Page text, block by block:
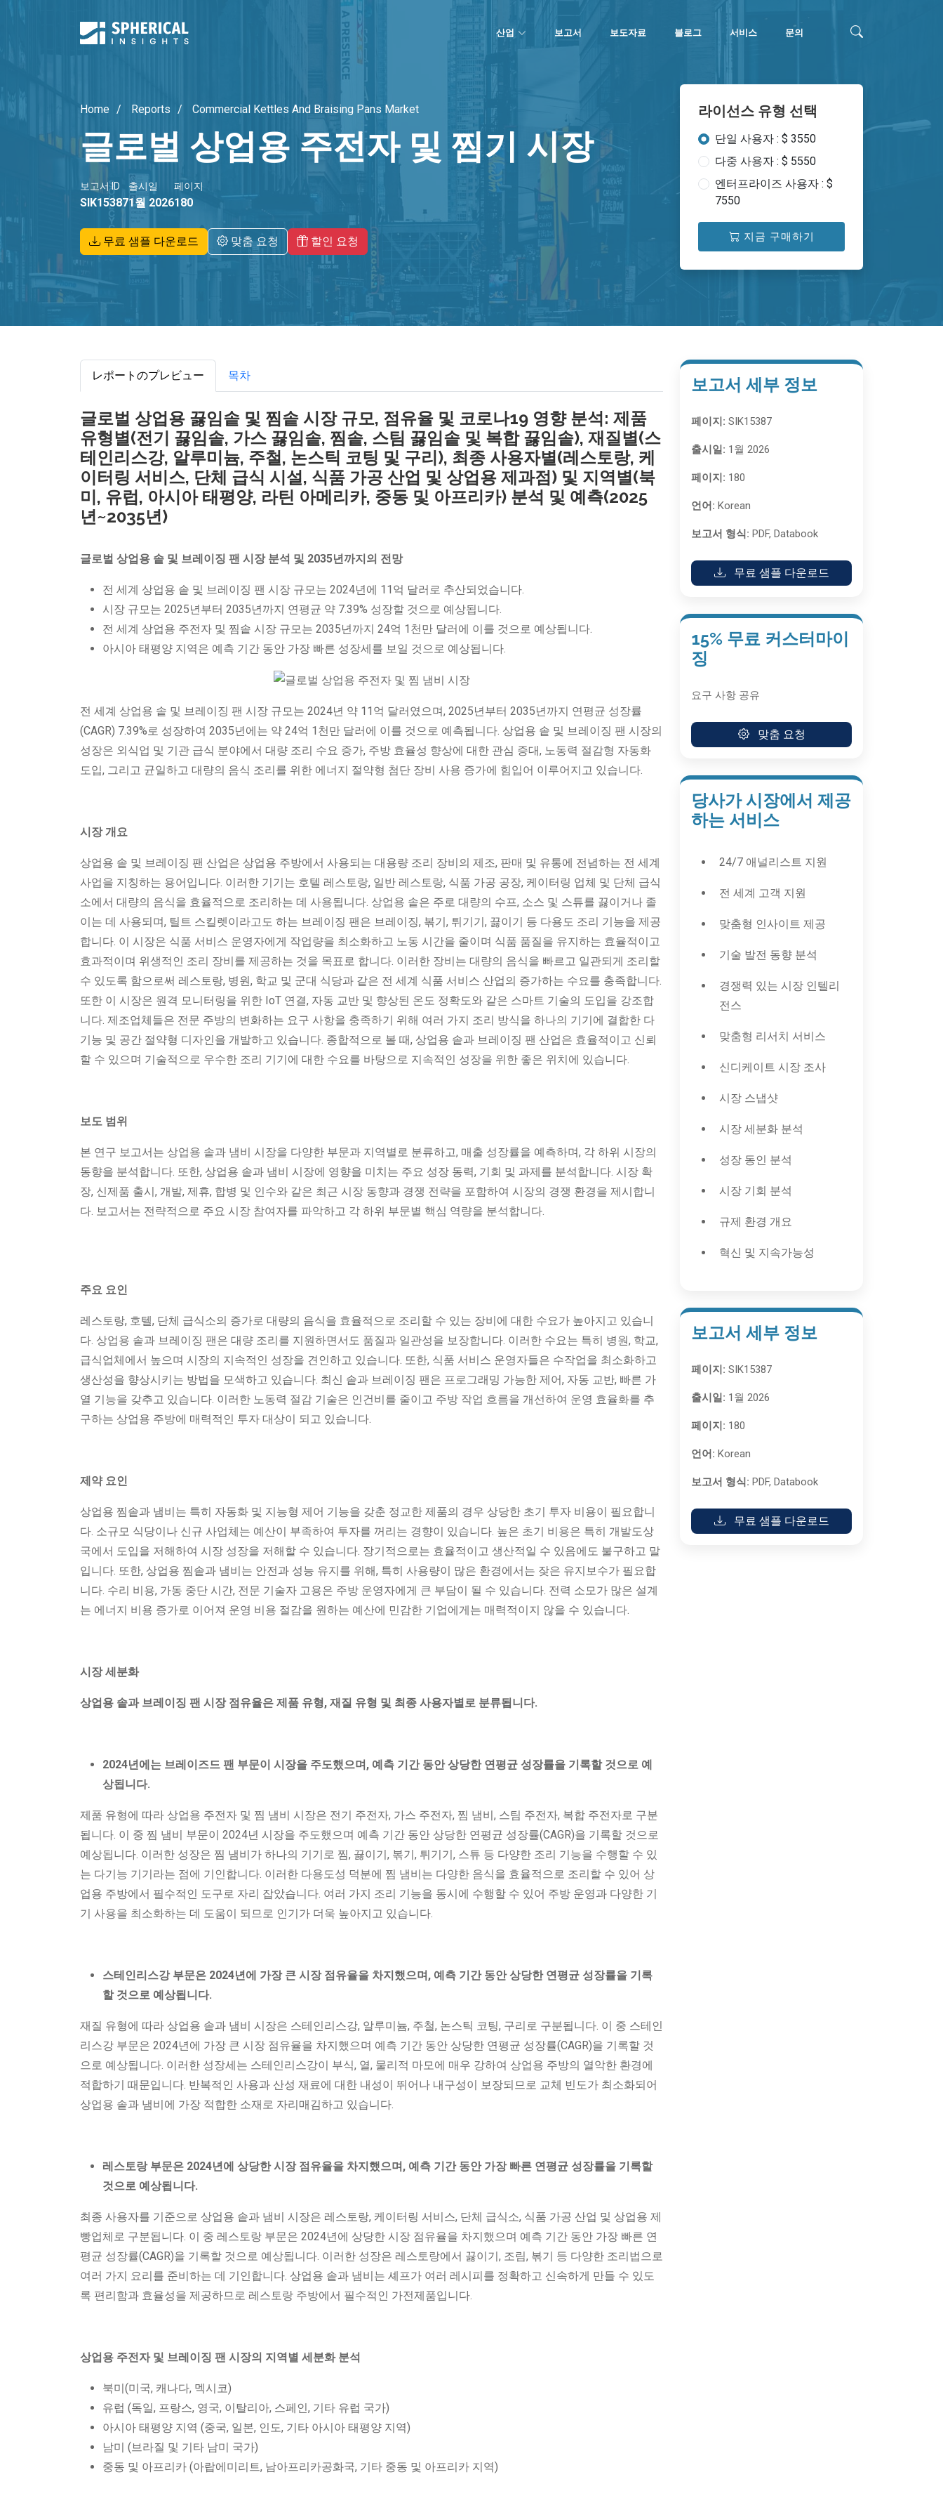
산업 보고서 보도자료 블로그 서비스 문의
Home Reports Commercial Kettles And Braising Pans Market
글로벌 상업용 주전자 및 찜기 시장
보고서 ID
SIK15387
출시일
1월 2026
페이지
180
무료 샘플 다운로드 맞춤 요청 할인 요청
라이선스 유형 선택
단일 사용자 : $ 3550
다중 사용자 : $ 5550
엔터프라이즈 사용자 : $
7550
지금 구매하기
レポートのプレビュー 목차
글로벌 상업용 끓임솥 및 찜솥 시장 규모, 점유율 및 코로나19 영향 분석: 제품
유형별(전기 끓임솥, 가스 끓임솥, 찜솥, 스팀 끓임솥 및 복합 끓임솥), 재질별(스
테인리스강, 알루미늄, 주철, 논스틱 ​​코팅 및 구리), 최종 사용자별(레스토랑, 케
이터링 서비스, 단체 급식 시설, 식품 가공 산업 및 상업용 제과점) 및 지역별(북
미, 유럽, 아시아 태평양, 라틴 아메리카, 중동 및 아프리카) 분석 및 예측(2025
년~2035년)
글로벌 상업용 솥 및 브레이징 팬 시장 분석 및 2035년까지의 전망
전 세계 상업용 솥 및 브레이징 팬 시장 규모는 2024년에 11억 달러로 추산되었습니다.
시장 규모는 2025년부터 2035년까지 연평균 약 7.39% 성장할 것으로 예상됩니다.
전 세계 상업용 주전자 및 찜솥 시장 규모는 2035년까지 24억 1천만 달러에 이를 것으로 예상됩니다.
아시아 태평양 지역은 예측 기간 동안 가장 빠른 성장세를 보일 것으로 예상됩니다.
전 세계 상업용 솥 및 브레이징 팬 시장 규모는 2024년 약 11억 달러였으며, 2025년부터 2035년까지 연평균 성장률
(CAGR) 7.39%로 성장하여 2035년에는 약 24억 1천만 달러에 이를 것으로 예측됩니다. 상업용 솥 및 브레이징 팬 시장의
성장은 외식업 및 기관 급식 분야에서 대량 조리 수요 증가, 주방 효율성 향상에 대한 관심 증대, 노동력 절감형 자동화
도입, 그리고 균일하고 대량의 음식 조리를 위한 에너지 절약형 첨단 장비 사용 증가에 힘입어 이루어지고 있습니다.
시장 개요
상업용 솥 및 브레이징 팬 산업은 상업용 주방에서 사용되는 대용량 조리 장비의 제조, 판매 및 유통에 전념하는 전 세계
사업을 지칭하는 용어입니다. 이러한 기기는 호텔 레스토랑, 일반 레스토랑, 식품 가공 공장, 케이터링 업체 및 단체 급식
소에서 대량의 음식을 효율적으로 조리하는 데 사용됩니다. 상업용 솥은 주로 대량의 수프, 소스 및 스튜를 끓이거나 졸
이는 데 사용되며, 틸트 스킬렛이라고도 하는 브레이징 팬은 브레이징, 볶기, 튀기기, 끓이기 등 다용도 조리 기능을 제공
합니다. 이 시장은 식품 서비스 운영자에게 작업량을 최소화하고 노동 시간을 줄이며 식품 품질을 유지하는 효율적이고
효과적이며 위생적인 ​​조리 장비를 제공하는 것을 목표로 합니다. 이러한 장비는 대량의 음식을 빠르고 일관되게 조리할
수 있도록 함으로써 레스토랑, 병원, 학교 및 군대 식당과 같은 전 세계 식품 서비스 산업의 증가하는 수요를 충족합니다.
또한 이 시장은 원격 모니터링을 위한 IoT 연결, 자동 교반 및 향상된 온도 정확도와 같은 스마트 기술의 도입을 강조합
니다. 제조업체들은 전문 주방의 변화하는 요구 사항을 충족하기 위해 여러 가지 조리 방식을 하나의 기기에 결합한 다
기능 및 공간 절약형 디자인을 개발하고 있습니다. 종합적으로 볼 때, 상업용 솥과 브레이징 팬 산업은 효율적이고 신뢰
할 수 있으며 기술적으로 우수한 조리 기기에 대한 수요를 바탕으로 지속적인 성장을 위한 좋은 위치에 있습니다.
보도 범위
본 연구 보고서는 상업용 솥과 냄비 시장을 다양한 부문과 지역별로 분류하고, 매출 성장률을 예측하며, 각 하위 시장의
동향을 분석합니다. 또한, 상업용 솥과 냄비 시장에 영향을 미치는 주요 성장 동력, 기회 및 과제를 분석합니다. 시장 확
장, 신제품 출시, 개발, 제휴, 합병 및 인수와 같은 최근 시장 동향과 경쟁 전략을 포함하여 시장의 경쟁 환경을 제시합니
다. 보고서는 전략적으로 주요 시장 참여자를 파악하고 각 하위 부문별 핵심 역량을 분석합니다.
주요 요인
레스토랑, 호텔, 단체 급식소의 증가로 대량의 음식을 효율적으로 조리할 수 있는 장비에 대한 수요가 높아지고 있습니
다. 상업용 솥과 브레이징 팬은 대량 조리를 지원하면서도 품질과 일관성을 보장합니다. 이러한 수요는 특히 병원, 학교,
급식업체에서 높으며 시장의 지속적인 성장을 견인하고 있습니다. 또한, 식품 서비스 운영자들은 수작업을 최소화하고
생산성을 향상시키는 방법을 모색하고 있습니다. 최신 솥과 브레이징 팬은 프로그래밍 가능한 제어, 자동 교반, 빠른 가
열 기능을 갖추고 있습니다. 이러한 노동력 절감 기술은 인건비를 줄이고 주방 작업 흐름을 개선하여 운영 효율화를 추
구하는 상업용 주방에 매력적인 투자 대상이 되고 있습니다.
제약 요인
상업용 찜솥과 냄비는 특히 자동화 및 지능형 제어 기능을 갖춘 정교한 제품의 경우 상당한 초기 투자 비용이 필요합니
다. 소규모 식당이나 신규 사업체는 예산이 부족하여 투자를 꺼리는 경향이 있습니다. 높은 초기 비용은 특히 개발도상
국에서 도입을 저해하여 시장 성장을 저해할 수 있습니다. 장기적으로는 효율적이고 생산적일 수 있음에도 불구하고 말
입니다. 또한, 상업용 찜솥과 냄비는 안전과 성능 유지를 위해, 특히 사용량이 많은 환경에서는 잦은 유지보수가 필요합
니다. 수리 비용, 가동 중단 시간, 전문 기술자 고용은 주방 운영자에게 큰 부담이 될 수 있습니다. 전력 소모가 많은 설계
는 에너지 비용 증가로 이어져 운영 비용 절감을 원하는 예산에 민감한 기업에게는 매력적이지 않을 수 있습니다.
시장 세분화
상업용 솥과 브레이징 팬 시장 점유율은 제품 유형, 재질 유형 및 최종 사용자별로 분류됩니다.
2024년에는 브레이즈드 팬 부문이 시장을 주도했으며, 예측 기간 동안 상당한 연평균 성장률을 기록할 것으로 예
상됩니다.
제품 유형에 따라 상업용 주전자 및 찜 냄비 시장은 전기 주전자, 가스 주전자, 찜 냄비, 스팀 주전자, 복합 주전자로 구분
됩니다. 이 중 찜 냄비 부문이 2024년 시장을 주도했으며 예측 기간 동안 상당한 연평균 성장률(CAGR)을 기록할 것으로
예상됩니다. 이러한 성장은 찜 냄비가 하나의 기기로 찜, 끓이기, 볶기, 튀기기, 스튜 등 다양한 조리 기능을 수행할 수 있
는 다기능 기기라는 점에 기인합니다. 이러한 다용도성 덕분에 찜 냄비는 다양한 음식을 효율적으로 조리할 수 있어 상
업용 주방에서 필수적인 도구로 자리 잡았습니다. 여러 가지 조리 기능을 동시에 수행할 수 있어 주방 운영과 다양한 기
기 사용을 최소화하는 데 도움이 되므로 인기가 더욱 높아지고 있습니다.
스테인리스강 부문은 2024년에 가장 큰 시장 점유율을 차지했으며, 예측 기간 동안 상당한 연평균 성장률을 기록
할 것으로 예상됩니다.
재질 유형에 따라 상업용 솥과 냄비 시장은 스테인리스강, 알루미늄, 주철, 논스틱 ​​코팅, 구리로 구분됩니다. 이 중 스테인
리스강 부문은 2024년에 가장 큰 시장 점유율을 차지했으며 예측 기간 동안 상당한 연평균 성장률(CAGR)을 기록할 것
으로 예상됩니다. 이러한 성장세는 스테인리스강이 부식, 열, 물리적 마모에 매우 강하여 상업용 주방의 열악한 환경에
적합하기 때문입니다. 반복적인 사용과 산성 재료에 대한 내성이 뛰어나 내구성이 보장되므로 교체 빈도가 최소화되어
상업용 솥과 냄비에 가장 적합한 소재로 자리매김하고 있습니다.
레스토랑 부문은 2024년에 상당한 시장 점유율을 차지했으며, 예측 기간 동안 가장 빠른 연평균 성장률을 기록할
것으로 예상됩니다.
최종 사용자를 기준으로 상업용 솥과 냄비 시장은 레스토랑, 케이터링 서비스, 단체 급식소, 식품 가공 산업 및 상업용 제
빵업체로 구분됩니다. 이 중 레스토랑 부문은 2024년에 상당한 시장 점유율을 차지했으며 예측 기간 동안 가장 빠른 연
평균 성장률(CAGR)을 기록할 것으로 예상됩니다. 이러한 성장은 레스토랑에서 끓이기, 조림, 볶기 등 다양한 조리법으로
여러 가지 요리를 준비하는 데 기인합니다. 상업용 솥과 냄비는 셰프가 여러 레시피를 정확하고 신속하게 만들 수 있도
록 편리함과 효율성을 제공하므로 레스토랑 주방에서 필수적인 가전제품입니다.
상업용 주전자 및 브레이징 팬 시장의 지역별 세분화 분석
북미(미국, 캐나다, 멕시코)
유럽 ​​(독일, 프랑스, ​​영국, 이탈리아, 스페인, 기타 유럽 국가)
아시아 태평양 지역 (중국, 일본, 인도, 기타 아시아 태평양 지역)
남미 (브라질 및 기타 남미 국가)
중동 및 아프리카 (아랍에미리트, 남아프리카공화국, 기타 중동 및 아프리카 지역)
보고서 세부 정보
페이지: SIK15387
출시일: 1월 2026
페이지: 180
언어: Korean
보고서 형식: PDF, Databook
무료 샘플 다운로드
15% 무료 커스터마이
징
요구 사항 공유
맞춤 요청
당사가 시장에서 제공
하는 서비스
24/7 애널리스트 지원
전 세계 고객 지원
맞춤형 인사이트 제공
기술 발전 동향 분석
경쟁력 있는 시장 인텔리
전스
맞춤형 리서치 서비스
신디케이트 시장 조사
시장 스냅샷
시장 세분화 분석
성장 동인 분석
시장 기회 분석
규제 환경 개요
혁신 및 지속가능성
보고서 세부 정보
페이지: SIK15387
출시일: 1월 2026
페이지: 180
언어: Korean
보고서 형식: PDF, Databook
무료 샘플 다운로드